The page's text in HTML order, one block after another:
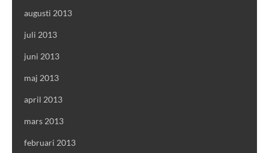
augusti 2013
juli 2013
juni 2013
maj 2013
april 2013
mars 2013
februari 2013